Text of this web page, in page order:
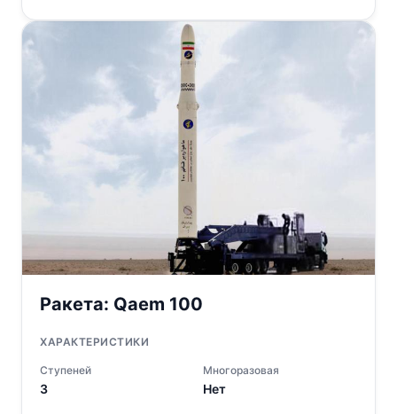
Ракета: Qaem 100
ХАРАКТЕРИСТИКИ
Ступеней
3
Многоразовая
Нет